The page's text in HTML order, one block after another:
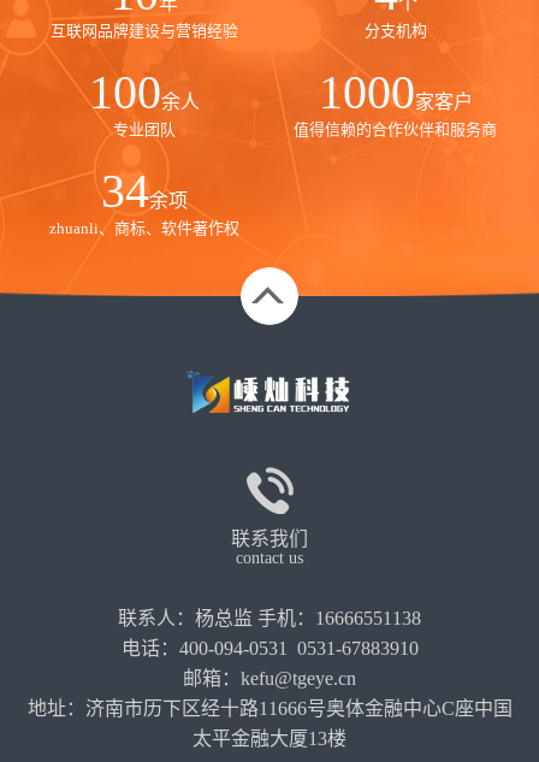
互联网品牌建设与营销经验 分支机构
100余人
专业团队
1000家客户
值得信赖的合作伙伴和服务商
35余项
zhuanli、商标、软件著作权
联系我们
contact us
联系人：杨总监 手机：16666551138
电话：400-094-0531 0531-67883910
邮箱：kefu@tgeye.cn
地址：济南市历下区经十路11666号奥体金融中心C座中国
太平金融大厦13楼